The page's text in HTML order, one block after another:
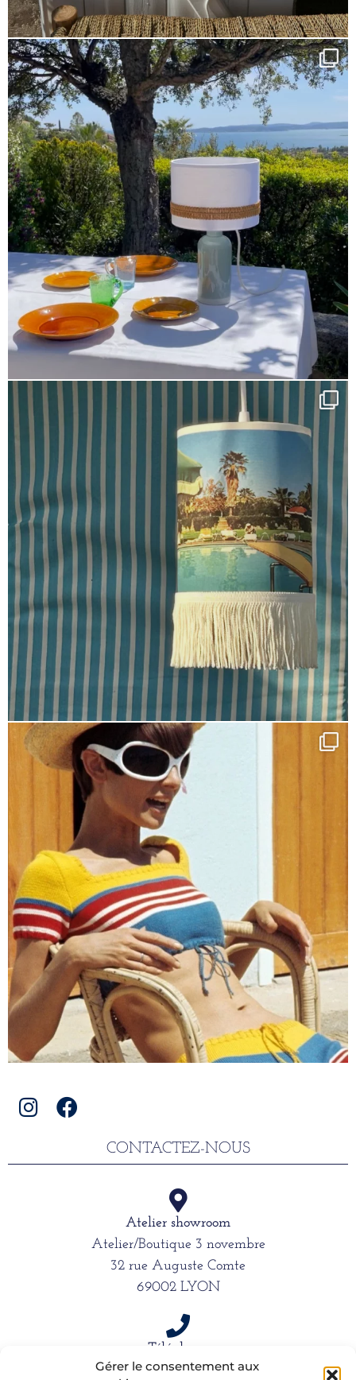
Gérer le consentement aux
CONTACTEZ-NOUS
Atelier showroom
Atelier/Boutique 3 novembre
32 rue Auguste Comte
69002 LYON
Téléphone
06 15 61 39 66